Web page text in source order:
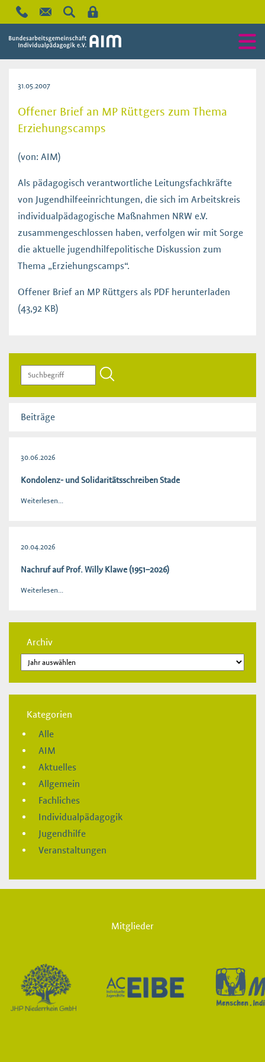
31.05.2007
Offener Brief an MP Rüttgers zum Thema
Erziehungscamps
(von: AIM)
Als pädagogisch verantwortliche Leitungsfachkräfte
von Jugendhilfeeinrichtungen, die sich im Arbeitskreis
individualpädagogische Maßnahmen NRW e.V.
zusammengeschlossen haben, verfolgen wir mit Sorge
die aktuelle jugendhilfepolitische Diskussion zum
Thema „Erziehungscamps“.
Offener Brief an MP Rüttgers als PDF herunterladen
(43,92 KB)
Beiträge
30.06.2026
Kondolenz- und Solidaritätsschreiben Stade
Weiterlesen...
20.04.2026
Nachruf auf Prof. Willy Klawe (1951–2026)
Weiterlesen...
Archiv
Kategorien
Alle
AIM
Aktuelles
Allgemein
Fachliches
Individualpädagogik
Jugendhilfe
Veranstaltungen
Mitglieder